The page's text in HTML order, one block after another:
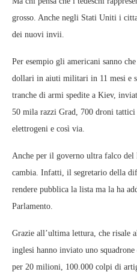
grosso. Anche negli Stati Uniti i
dei nuovi invii.
Per esempio gli americani sanno
dollari in aiuti militari in 11 mesi e
tranche di armi spedite a Kiev,
50 mila razzi Grad, 700 droni
elettrogeni e così via.
Anche per il governo ultra falco del
cambia. Infatti, il segretario della
rendere pubblica la lista ma la ha
Parlamento.
Grazie all’ultima lettura, che risale
inglesi hanno inviato uno
per 20 milioni, 100.000 colpi di